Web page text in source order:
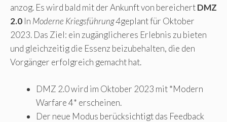
anzog. Es wird bald mit der Ankunft von bereichertDMZ
2.0 In Moderne Kriegsführung 4geplant für Oktober
2023. Das Ziel: ein zugänglicheres Erlebnis zu bieten
und gleichzeitig die Essenz beizubehalten, die den
Vorgänger erfolgreich gemacht hat.
DMZ 2.0 wird im Oktober 2023 mit *Modern
Warfare 4* erscheinen.
Der neue Modus berücksichtigt das Feedback